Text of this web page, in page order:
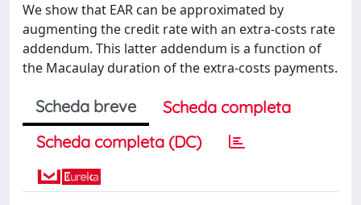
We show that EAR can be approximated by
augmenting the credit rate with an extra-costs rate
addendum. This latter addendum is a function of
the Macaulay duration of the extra-costs payments.
Scheda breve
Scheda completa
Scheda completa (DC)